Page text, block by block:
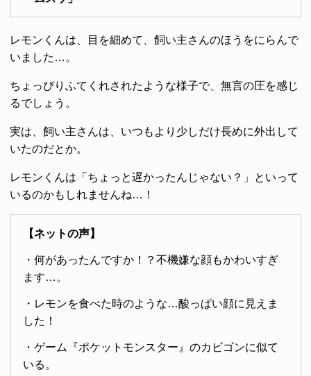
レモンくんは、目を細めて、飼い主さんのほうをにらんで
いました…。
ちょっぴりふてくれされたような様子で、無言の圧を感じ
るでしょう。
実は、飼い主さんは、いつもより少しだけ長めに外出して
いたのだとか。
レモンくんは「ちょっと遅かったんじゃない？」といって
いるのかもしれませんね…！
【ネットの声】
・何があったんですか！？不機嫌な顔もかわいすぎ
ます…。
・レモンを食べた時のような…酸っぱい顔に見えま
した！
・ゲーム『ポケットモンスター』のカビゴンに似て
いる。